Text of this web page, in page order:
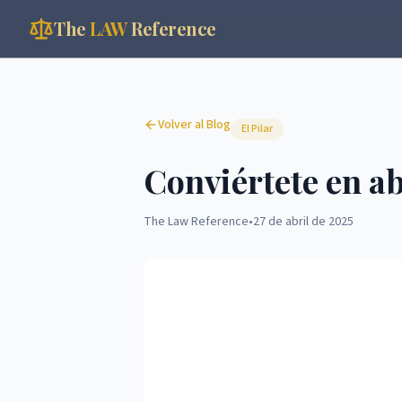
TheLAWReference
Volver al Blog El Pilar
Conviértete en
The Law Reference•27 de abril de 2025